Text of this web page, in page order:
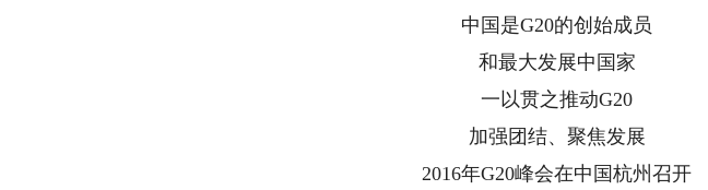
中国是G20的创始成员
和最大发展中国家
一以贯之推动G20
加强团结、聚焦发展
2016年G20峰会在中国杭州召开